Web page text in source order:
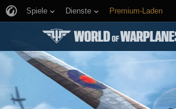
Spiele Dienste Premium-Laden